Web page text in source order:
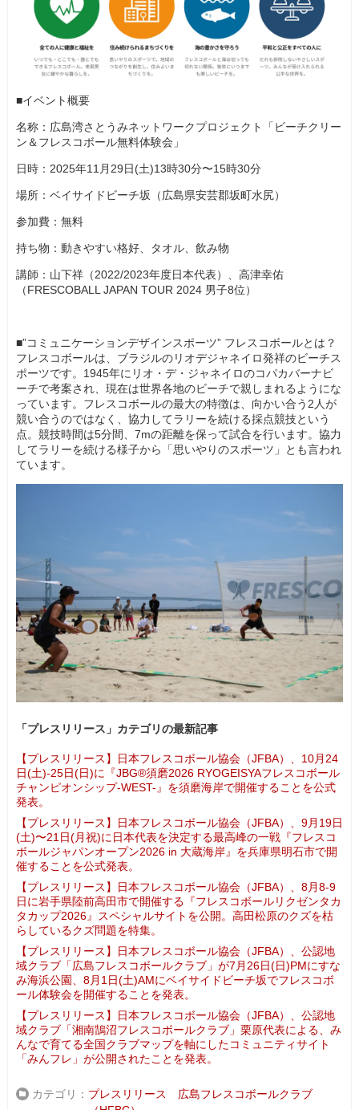
■イベント概要
名称：広島湾さとうみネットワークプロジェクト「ビーチクリー
ン＆フレスコボール無料体験会」
日時：2025年11月29日(土)13時30分〜15時30分
場所：ベイサイドビーチ坂（広島県安芸郡坂町水尻）
参加費：無料
持ち物：動きやすい格好、タオル、飲み物
講師：山下祥（2022/2023年度日本代表）、高津幸佑
（FRESCOBALL JAPAN TOUR 2024 男子8位）
■”コミュニケーションデザインスポーツ” フレスコボールとは？
フレスコボールは、ブラジルのリオデジャネイロ発祥のビーチス
ポーツです。1945年にリオ・デ・ジャネイロのコパカバーナビ
ーチで考案され、現在は世界各地のビーチで親しまれるようにな
っています。フレスコボールの最大の特徴は、向かい合う2人が
競い合うのではなく、協力してラリーを続ける採点競技という
点。競技時間は5分間、7mの距離を保って試合を行います。協力
してラリーを続ける様子から「思いやりのスポーツ」とも言われ
ています。
「プレスリリース」カテゴリの最新記事
【プレスリリース】日本フレスコボール協会（JFBA）、10月24
日(土)-25日(日)に『JBG®須磨2026 RYOGEISYAフレスコボール
チャンピオンシップ-WEST-』を須磨海岸で開催することを公式
発表。
【プレスリリース】日本フレスコボール協会（JFBA）、9月19日
(土)〜21日(月祝)に日本代表を決定する最高峰の一戦『フレスコ
ボールジャパンオープン2026 in 大蔵海岸』を兵庫県明石市で開
催することを公式発表。
【プレスリリース】日本フレスコボール協会（JFBA）、8月8-9
日に岩手県陸前高田市で開催する『フレスコボールリクゼンタカ
タカップ2026』スペシャルサイトを公開。高田松原のクズを枯
らしているクズ問題を特集。
【プレスリリース】日本フレスコボール協会（JFBA）、公認地
域クラブ「広島フレスコボールクラブ」が7月26日(日)PMにすな
み海浜公園、8月1日(土)AMにベイサイドビーチ坂でフレスコボ
ール体験会を開催することを発表。
【プレスリリース】日本フレスコボール協会（JFBA）、公認地
域クラブ「湘南鵠沼フレスコボールクラブ」栗原代表による、み
んなで育てる全国クラブマップを軸にしたコミュニティサイト
「みんフレ」が公開されたことを発表。
カテゴリ プレスリリース
広島フレスコボールクラブ